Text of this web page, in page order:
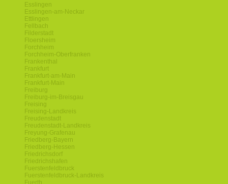
Esslingen
Esslingen-am-Neckar
Ettlingen
Fellbach
Filderstadt
Floersheim
Forchheim
Forchheim-Oberfranken
Frankenthal
Frankfurt
Frankfurt-am-Main
Frankfurt-Main
Freiburg
Freiburg-im-Breisgau
Freising
Freising-Landkreis
Freudenstadt
Freudenstadt-Landkreis
Freyung-Grafenau
Friedberg-Bayern
Friedberg-Hessen
Friedrichsdorf
Friedrichshafen
Fuerstenfeldbruck
Fuerstenfeldbruck-Landkreis
Fuerth